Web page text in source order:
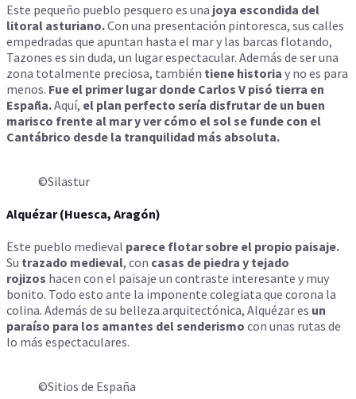
Este pequeño pueblo pesquero es una joya escondida del
litoral asturiano.Con una presentación pintoresca, sus calles
empedradas que apuntan hasta el mar y las barcas flotando,
Tazones es sin duda, un lugar espectacular. Además de ser una
zona totalmente preciosa, también tiene historia y no es para
menos. Fue el primer lugar donde Carlos V pisó tierra en
España.Aquí, el plan perfecto sería disfrutar de un buen
marisco frente al mar y ver cómo el sol se funde con el
Cantábrico desde la tranquilidad más absoluta.
©Silastur
Alquézar (Huesca, Aragón)
Este pueblo medieval parece flotar sobre el propio paisaje.
Su trazado medieval, con casas de piedra y tejado
rojizos hacen con el paisaje un contraste interesante y muy
bonito. Todo esto ante la imponente colegiata que corona la
colina. Además de su belleza arquitectónica, Alquézar es un
paraíso para los amantes del senderismo con unas rutas de
lo más espectaculares.
©Sitios de España